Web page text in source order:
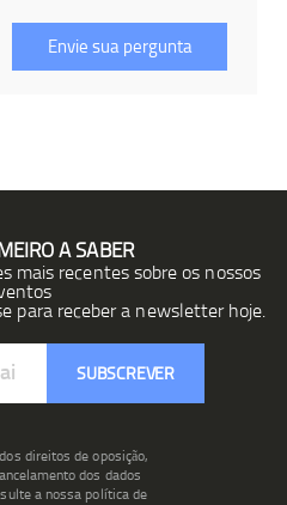
A SABER
mais recentes sobre os nossos
para receber a newsletter hoje.
SUBSCREVER
direitos de oposição,
dos dados
a nossa política de